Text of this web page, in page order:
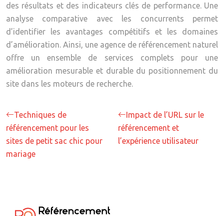
des résultats et des indicateurs clés de performance. Une
analyse comparative avec les concurrents permet
d’identifier les avantages compétitifs et les domaines
d’amélioration. Ainsi, une agence de référencement naturel
offre un ensemble de services complets pour une
amélioration mesurable et durable du positionnement du
site dans les moteurs de recherche.
Techniques de
référencement pour les
sites de petit sac chic pour
mariage
Impact de l’URL sur le
référencement et
l’expérience utilisateur